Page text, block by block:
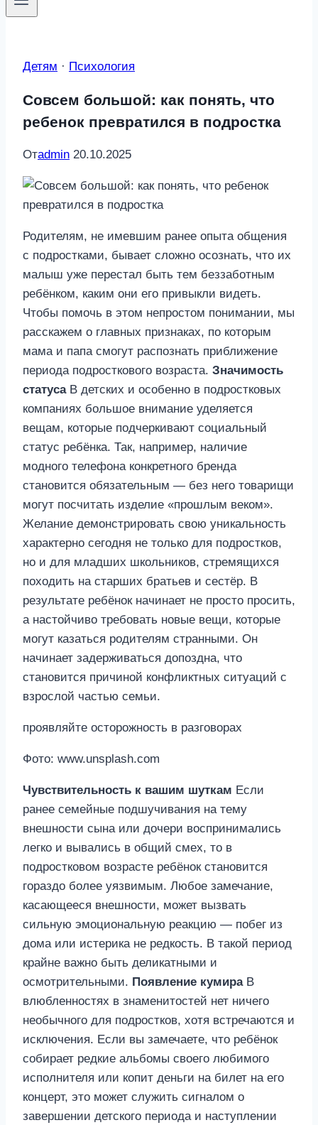
Детям · Психология
Совсем большой: как понять, что
ребенок превратился в подростка
Отadmin 20.10.2025
Родителям, не имевшим ранее опыта общения
с подростками, бывает сложно осознать, что их
малыш уже перестал быть тем беззаботным
ребёнком, каким они его привыкли видеть.
Чтобы помочь в этом непростом понимании, мы
расскажем о главных признаках, по которым
мама и папа смогут распознать приближение
периода подросткового возраста. Значимость
статусаВ детских и особенно в подростковых
компаниях большое внимание уделяется
вещам, которые подчеркивают социальный
статус ребёнка. Так, например, наличие
модного телефона конкретного бренда
становится обязательным — без него товарищи
могут посчитать изделие «прошлым веком».
Желание демонстрировать свою уникальность
характерно сегодня не только для подростков,
но и для младших школьников, стремящихся
походить на старших братьев и сестёр. В
результате ребёнок начинает не просто просить,
а настойчиво требовать новые вещи, которые
могут казаться родителям странными. Он
начинает задерживаться допоздна, что
становится причиной конфликтных ситуаций с
взрослой частью семьи.
проявляйте осторожность в разговорах
Фото: www.unsplash.com
Чувствительность к вашим шуткам Если
ранее семейные подшучивания на тему
внешности сына или дочери воспринимались
легко и вывалиcь в общий смех, то в
подростковом возрасте ребёнок становится
гораздо более уязвимым. Любое замечание,
касающееся внешности, может вызвать
сильную эмоциональную реакцию — побег из
дома или истерика не редкость. В такой период
крайне важно быть деликатными и
осмотрительными. Появление кумираВ
влюбленностях в знаменитостей нет ничего
необычного для подростков, хотя встречаются и
исключения. Если вы замечаете, что ребёнок
собирает редкие альбомы своего любимого
исполнителя или копит деньги на билет на его
концерт, это может служить сигналом о
завершении детского периода и наступлении